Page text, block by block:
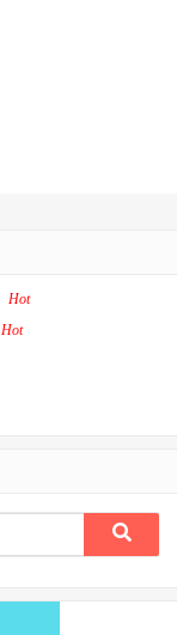
Hot
Hot